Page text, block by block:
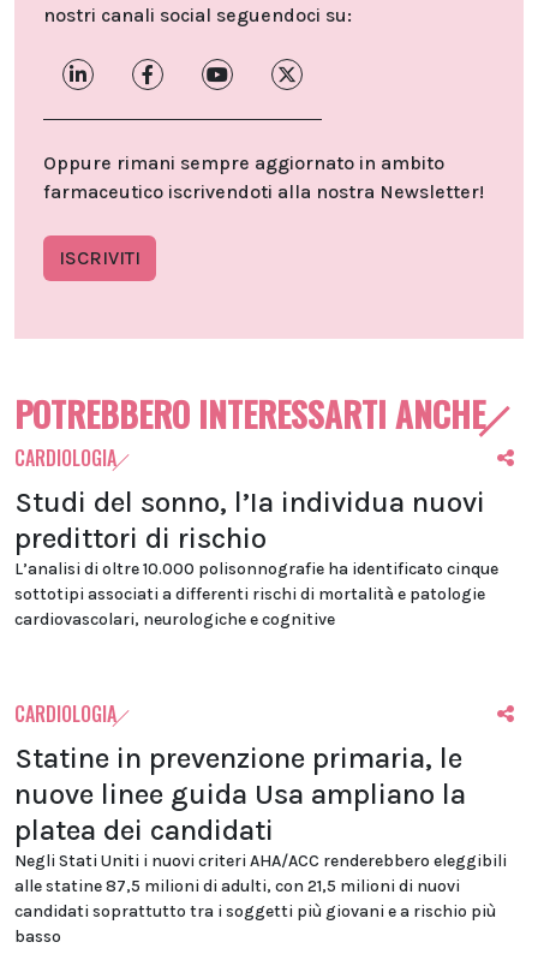
nostri canali social seguendoci su:
Oppure rimani sempre aggiornato in ambito
farmaceutico iscrivendoti alla nostra Newsletter!
ISCRIVITI
POTREBBERO INTERESSARTI ANCHE
CARDIOLOGIA
Studi del sonno, l’Ia individua nuovi
predittori di rischio
L’analisi di oltre 10.000 polisonnografie ha identificato cinque
sottotipi associati a differenti rischi di mortalità e patologie
cardiovascolari, neurologiche e cognitive
CARDIOLOGIA
Statine in prevenzione primaria, le
nuove linee guida Usa ampliano la
platea dei candidati
Negli Stati Uniti i nuovi criteri AHA/ACC renderebbero eleggibili
alle statine 87,5 milioni di adulti, con 21,5 milioni di nuovi
candidati soprattutto tra i soggetti più giovani e a rischio più
basso